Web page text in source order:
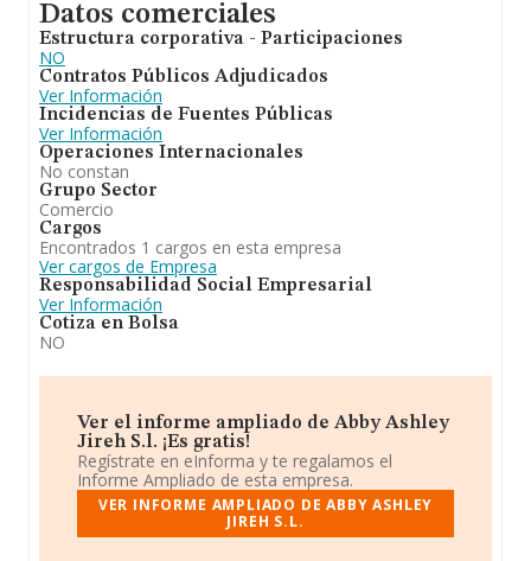
Datos comerciales
Estructura corporativa - Participaciones
NO
Contratos Públicos Adjudicados
Ver Información
Incidencias de Fuentes Públicas
Ver Información
Operaciones Internacionales
No constan
Grupo Sector
Comercio
Cargos
Encontrados 1 cargos en esta empresa
Ver cargos de Empresa
Responsabilidad Social Empresarial
Ver Información
Cotiza en Bolsa
NO
Ver el informe ampliado de Abby Ashley
Jireh S.l. ¡Es gratis!
Regístrate en eInforma y te regalamos el
Informe Ampliado de esta empresa.
VER INFORME AMPLIADO DE ABBY ASHLEY
JIREH S.L.